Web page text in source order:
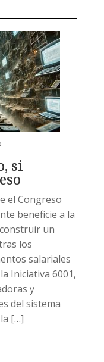
si
el Congreso
beneficie a la
un
los
salariales
Iniciativa 6001,
y
del sistema
[…]